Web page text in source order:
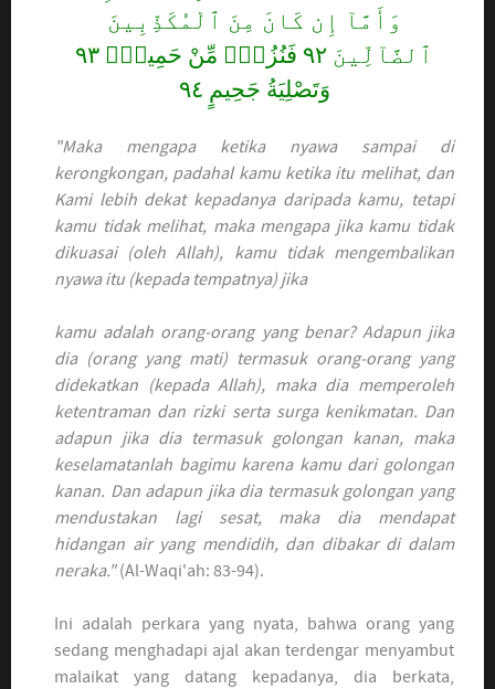
وَأَمَّآ إِن كَانَ مِنَ ٱلْمُكَذِّبِينَ
ٱلضَّآلِّينَ ٩٢ فَنُزُلٌۭ مِّنْ حَمِيمٍۢ ٩٣
وَتَصْلِيَةُ جَحِيمٍ ٩٤
"Maka mengapa ketika nyawa sampai di
kerongkongan, padahal kamu ketika itu melihat, dan
Kami lebih dekat kepadanya daripada kamu, tetapi
kamu tidak melihat, maka mengapa jika kamu tidak
dikuasai (oleh Allah), kamu tidak mengembalikan
nyawa itu (kepada tempatnya) jika
kamu adalah orang-orang yang benar? Adapun jika
dia (orang yang mati) termasuk orang-orang yang
didekatkan (kepada Allah), maka dia memperoleh
ketentraman dan rizki serta surga kenikmatan. Dan
adapun jika dia termasuk golongan kanan, maka
keselamatanlah bagimu karena kamu dari golongan
kanan. Dan adapun jika dia termasuk golongan yang
mendustakan lagi sesat, maka dia mendapat
hidangan air yang mendidih, dan dibakar di dalam
neraka."(Al-Waqi'ah: 83-94).
Ini adalah perkara yang nyata, bahwa orang yang
sedang menghadapi ajal akan terdengar menyambut
malaikat yang datang kepadanya, dia berkata,